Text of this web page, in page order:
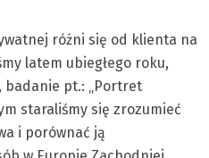
różni się od klienta na
latem ubiegłego roku,
badanie pt.: „Portret
staraliśmy się zrozumieć
i porównać ją